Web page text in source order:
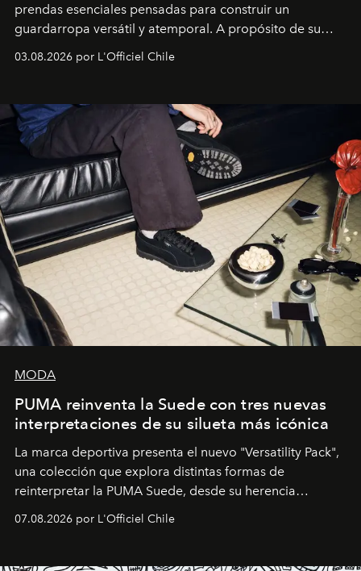
prendas esenciales pensadas para construir un
guardarropa versátil y atemporal. A propósito de su
la asesora creativa y jefa de diseño global de la marca
y la filosofía detrás de la propuesta.
03.08.2026 por L'Officiel Chile
MODA
PUMA reinventa la Suede con tres nuevas
interpretaciones de su silueta más icónica
La marca deportiva presenta el nuevo "Versatility Pack",
una colección que explora distintas formas de
reinterpretar la PUMA Suede, desde su herencia
diseño y el universo outdoor.
07.08.2026 por L'Officiel Chile